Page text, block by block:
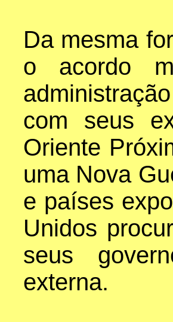
Da mesma
o acordo
com seus
Oriente
uma Nova
e países
Unidos
seus
externa.